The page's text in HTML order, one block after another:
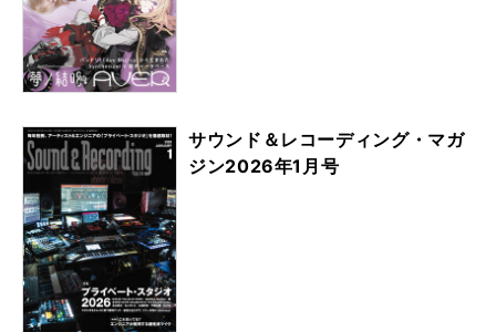
サウンド＆レコーディング・マガ
ジン2026年1月号